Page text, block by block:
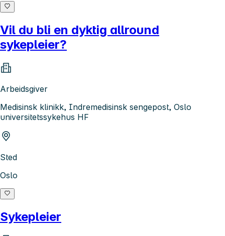
Vil du bli en dyktig allround
sykepleier?
Arbeidsgiver
Medisinsk klinikk, Indremedisinsk sengepost, Oslo
universitetssykehus HF
Sted
Oslo
Sykepleier